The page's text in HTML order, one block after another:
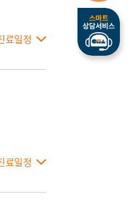
료일정
료일정